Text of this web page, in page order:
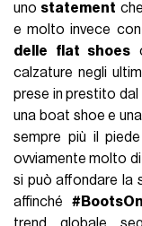
uno statement
e molto invece
delle flat shoes
calzature negli
prese in prestito
una boat shoe e
sempre più il
ovviamente molto
si può affondare la
affinché